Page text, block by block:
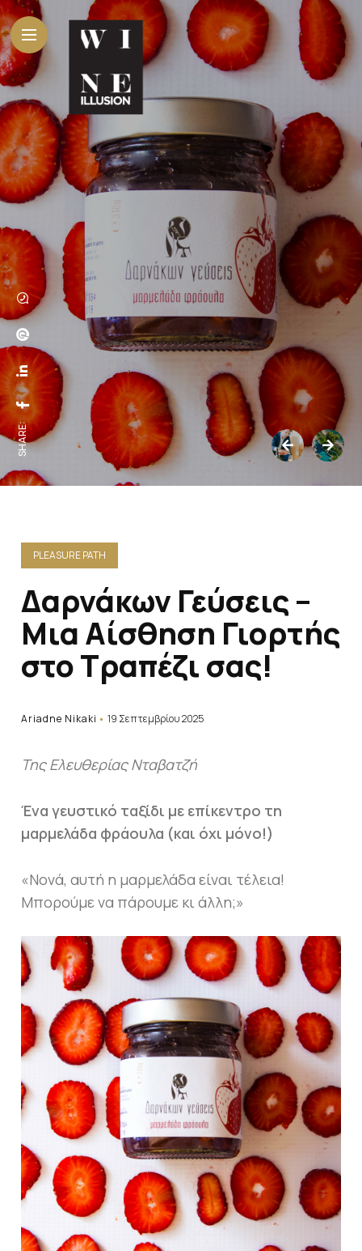
SHARE:
PLEASURE PATH
Δαρνάκων Γεύσεις –
Μια Αίσθηση Γιορτής
στο Τραπέζι σας!
Ariadne Nikaki 19 Σεπτεμβρίου 2025
Της Ελευθερίας Νταβατζή
Ένα γευστικό ταξίδι με επίκεντρο τη
μαρμελάδα φράουλα (και όχι μόνο!)
«Νονά, αυτή η μαρμελάδα είναι τέλεια!
Μπορούμε να πάρουμε κι άλλη;»